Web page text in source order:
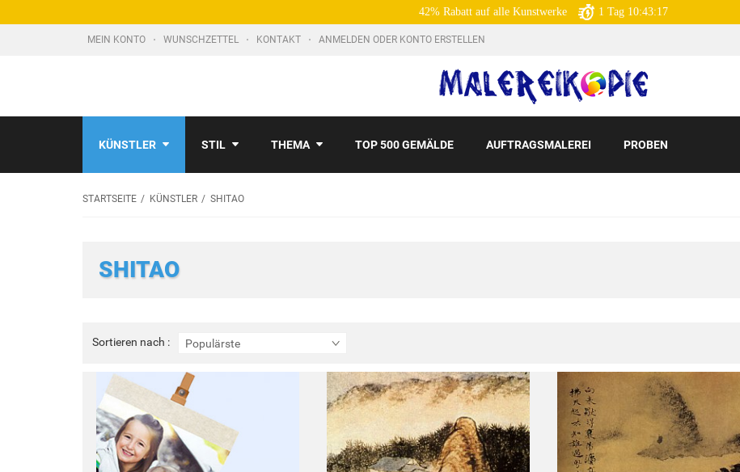
42% Rabatt auf alle Kunstwerke 1 Tag 10:43:15
MEIN KONTO WUNSCHZETTEL KONTAKT ANMELDEN ODER KONTO ERSTELLEN
KÜNSTLER STIL THEMA TOP 500 GEMÄLDE AUFTRAGSMALEREI PROBEN
STARTSEITE KÜNSTLER SHITAO
SHITAO
Sortieren nach : Populärste
Sortieren
nach